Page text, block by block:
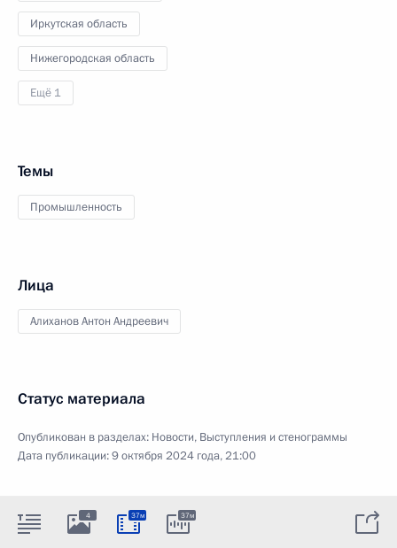
Иркутская область
Нижегородская область
Ещё 1
Темы
Промышленность
Лица
Алиханов Антон Андреевич
Статус материала
Опубликован в разделах: Новости, Выступления и стенограммы
Дата публикации:9 октября 2024 года, 21:00
4 37м 37м